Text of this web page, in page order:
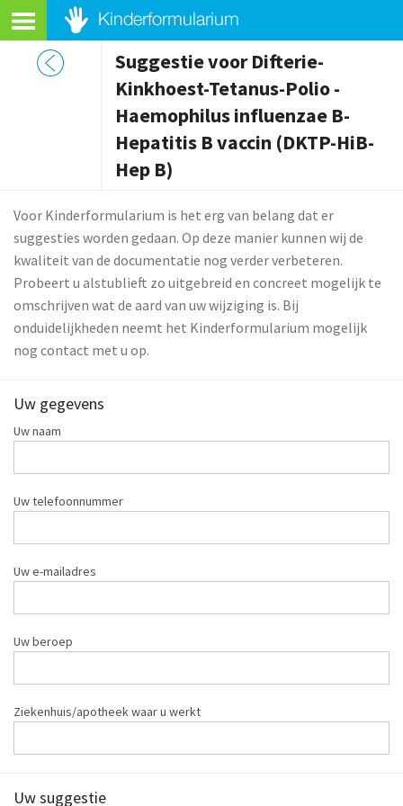
Suggestie voor Difterie-
Kinkhoest-Tetanus-Polio -
Haemophilus influenzae B-
Hepatitis B vaccin (DKTP-HiB-
Hep B)
Voor Kinderformularium is het erg van belang dat er
suggesties worden gedaan. Op deze manier kunnen wij de
kwaliteit van de documentatie nog verder verbeteren.
Probeert u alstublieft zo uitgebreid en concreet mogelijk te
omschrijven wat de aard van uw wijziging is. Bij
onduidelijkheden neemt het Kinderformularium mogelijk
nog contact met u op.
Uw gegevens
Uw naam
Uw telefoonnummer
Uw e-mailadres
Uw beroep
Ziekenhuis/apotheek waar u werkt
Uw suggestie